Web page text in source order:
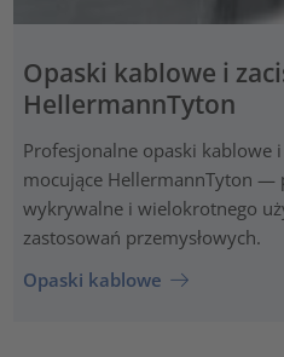
Opaski kablowe i
HellermannTyton
Profesjonalne opaski kablowe
mocujące HellermannTyton —
wykrywalne i wielokrotnego
zastosowań przemysłowych.
Opaski kablowe